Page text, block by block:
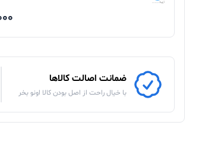
ضمانت اصالت کالاها
با خیال راحت از اصل بودن کالا اونو بخر